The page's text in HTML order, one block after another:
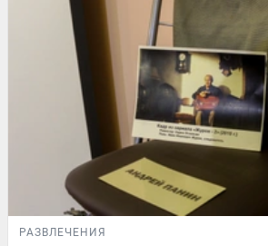
РАЗВЛЕЧЕНИЯ